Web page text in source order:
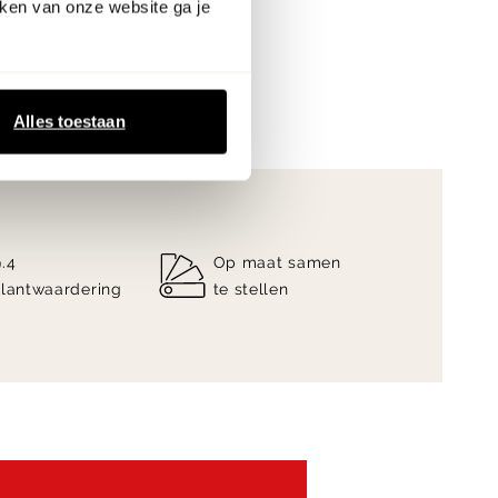
van onze website ga je
Alles toestaan
Op maat samen
te stellen